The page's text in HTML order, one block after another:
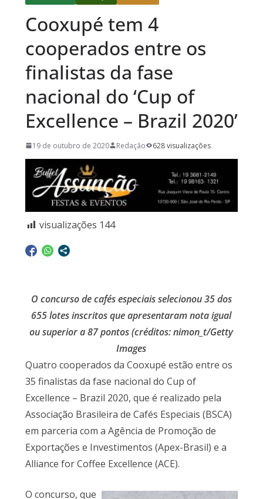
Cooxupé tem 4
cooperados entre os
finalistas da fase
nacional do ‘Cup of
Excellence – Brazil 2020’
19 de outubro de 2020 Redação 628 visualizações
visualizações 144
O concurso de cafés especiais selecionou 35 dos
655 lotes inscritos que apresentaram nota igual
ou superior a 87 pontos (créditos: nimon_t/Getty
Images
Quatro cooperados da Cooxupé estão entre os
35 finalistas da fase nacional do Cup of
Excellence – Brazil 2020, que é realizado pela
Associação Brasileira de Cafés Especiais (BSCA)
em parceria com a Agência de Promoção de
Exportações e Investimentos (Apex-Brasil) e a
Alliance for Coffee Excellence (ACE).
O concurso, que